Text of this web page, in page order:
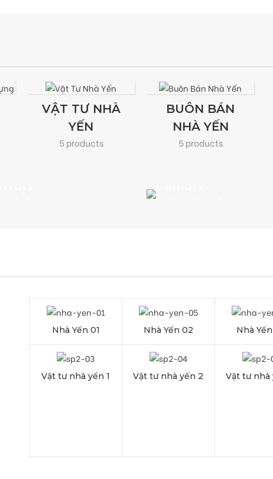
VẬT TƯ NHÀ
YẾN
5 products
BUÔN BÁN
NHÀ YẾN
5 products
Nhà Yến 01 Nhà Yến 02 Nhà
Vật tư nhà yến 1 Vật tư nhà yến 2 Vật tư nhà